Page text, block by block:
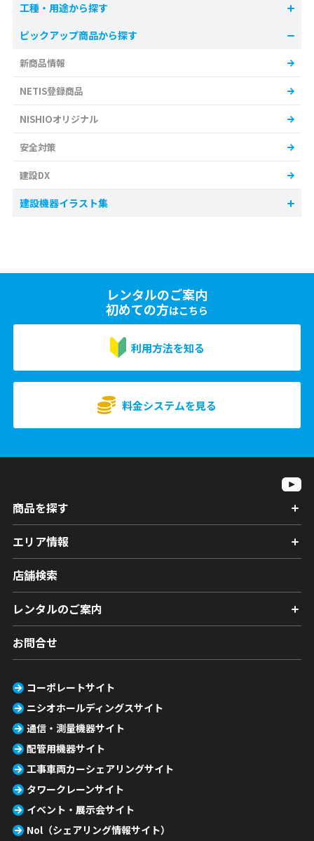
工種・用途から探す
ピックアップ商品から探す
新商品情報
NETIS登録商品
NISHIOオリジナル
安全対策
建設DX
建設機器イラスト集
レンタルのご案内
初めての方はこちら
利用方法を知る
料金システムを見る
商品を探す
エリア情報
店舗検索
レンタルのご案内
お問合せ
コーポレートサイト
ニシオホールディングスサイト
通信・測量機器サイト
配管用機器サイト
工事車両カーシェアリングサイト
タワークレーンサイト
イベント・展示会サイト
Nol（シェアリング情報サイト）